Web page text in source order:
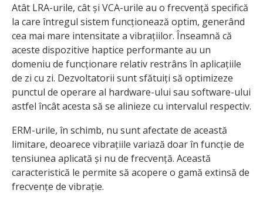
Atât LRA-urile, cât și VCA-urile au o frecvență specifică
la care întregul sistem funcționează optim, generând
cea mai mare intensitate a vibrațiilor. Înseamnă că
aceste dispozitive haptice performante au un
domeniu de funcționare relativ restrâns în aplicațiile
de zi cu zi. Dezvoltatorii sunt sfătuiți să optimizeze
punctul de operare al hardware-ului sau software-ului
astfel încât acesta să se alinieze cu intervalul respectiv.
ERM-urile, în schimb, nu sunt afectate de această
limitare, deoarece vibrațiile variază doar în funcție de
tensiunea aplicată și nu de frecvență. Această
caracteristică le permite să acopere o gamă extinsă de
frecvențe de vibrație.